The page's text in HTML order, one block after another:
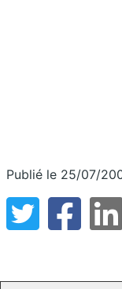
Publié le 25/07/